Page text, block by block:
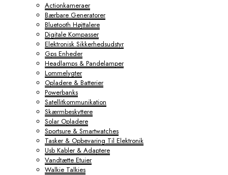
Actionkameraer
Bærbare Generatorer
Bluetooth Højttalere
Digitale Kompasser
Elektronisk Sikkerhedsudstyr
Gps Enheder
Headlamps & Pandelamper
Lommelygter
Opladere & Batterier
Powerbanks
Satellitkommunikation
Skærmbeskyttere
Solar Opladere
Sportsure & Smartwatches
Tasker & Opbevaring Til Elektronik
Usb Kabler & Adaptere
Vandtætte Etuier
Walkie Talkies